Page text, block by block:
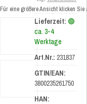
Für eine größere Ansicht klicken
Lieferzeit: 🟢
ca. 3-4
Werktage
Art.Nr.: 231837
GTIN/EAN:
3800235261750
HAN: